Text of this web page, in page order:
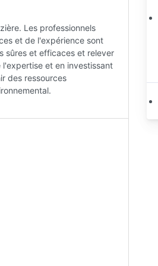
Les professionnels
et de l'expérience sont
sûres et efficaces et relever
et en investissant
des ressources